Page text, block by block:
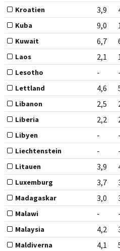
Kroatien 3,9
Kuba 9,0
Kuwait 6,7
Laos 2,1
Lesotho - -
Lettland 4,6
Libanon 2,5
Liberia 2,2
Libyen - -
Liechtenstein - -
Litauen 3,9
Luxemburg 3,7
Madagaskar 3,0
Malawi - -
Malaysia 4,2
Maldiverna 4,1